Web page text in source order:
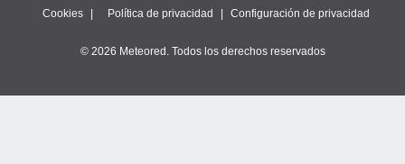
Cookies Política de privacidad Configuración de privacidad
© 2026 Meteored. Todos los derechos reservados